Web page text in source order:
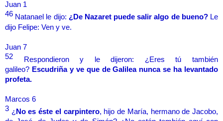
Juan 1
46 Natanael le dijo: ¿De Nazaret puede salir algo de bueno?Le
dijo Felipe: Ven y ve.
Juan 7
52
Respondieron y le dijeron: ¿Eres tú también
galileo? Escudriña y ve que de Galilea nunca se ha levantado
profeta.
Marcos 6
3 ¿No es éste el carpintero, hijo de María, hermano de Jacobo,